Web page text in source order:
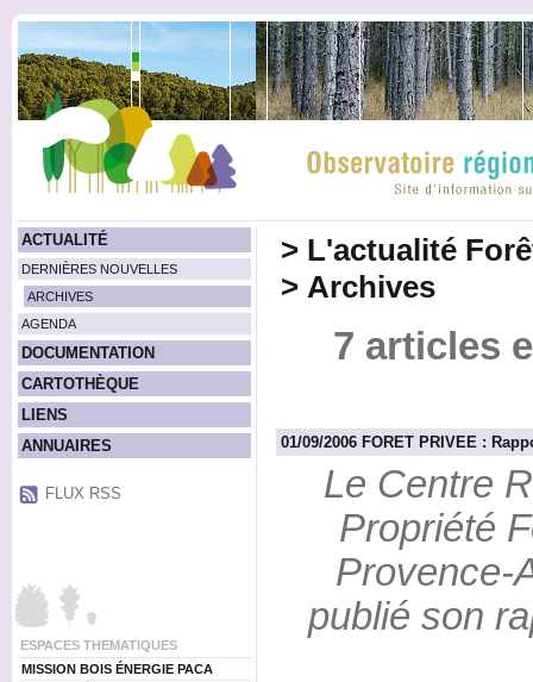
ACTUALITÉ
DERNIÈRES NOUVELLES
ARCHIVES
AGENDA
DOCUMENTATION
CARTOTHÈQUE
LIENS
ANNUAIRES
FLUX RSS
ESPACES THEMATIQUES
MISSION BOIS ÉNERGIE PACA
> L'actualité
> Archives
7 articles
01/09/2006 FORET PRIVEE :
Le Centre
Propriété
Provence-
publié son